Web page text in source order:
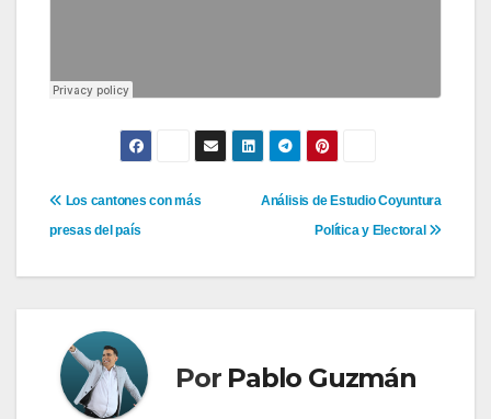
Navegación
de
Análisis de Estudio Coyuntura
Política y Electoral
Los cantones con más
presas del país
Por Pablo Guzmán